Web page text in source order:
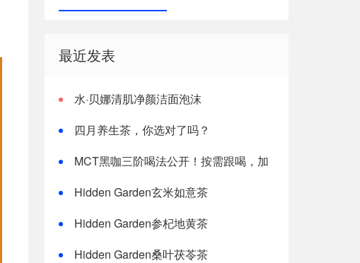
最近发表
水·贝娜清肌净颜洁面泡沫
四月养生茶，你选对了吗？
MCT黑咖三阶喝法公开！按需跟喝，加
Hidden Garden玄米如意茶
Hidden Garden参杞地黄茶
Hidden Garden桑叶茯苓茶